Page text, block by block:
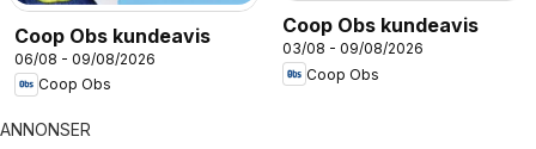
Coop Obs kundeavis
06/08 - 09/08/2026
Coop Obs
Coop Obs kundeavis
03/08 - 09/08/2026
Coop Obs
ANNONSER